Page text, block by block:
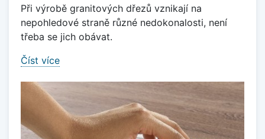
Při výrobě granitových dřezů vznikají na
nepohledové straně různé nedokonalosti, není
třeba se jich obávat.
Číst více